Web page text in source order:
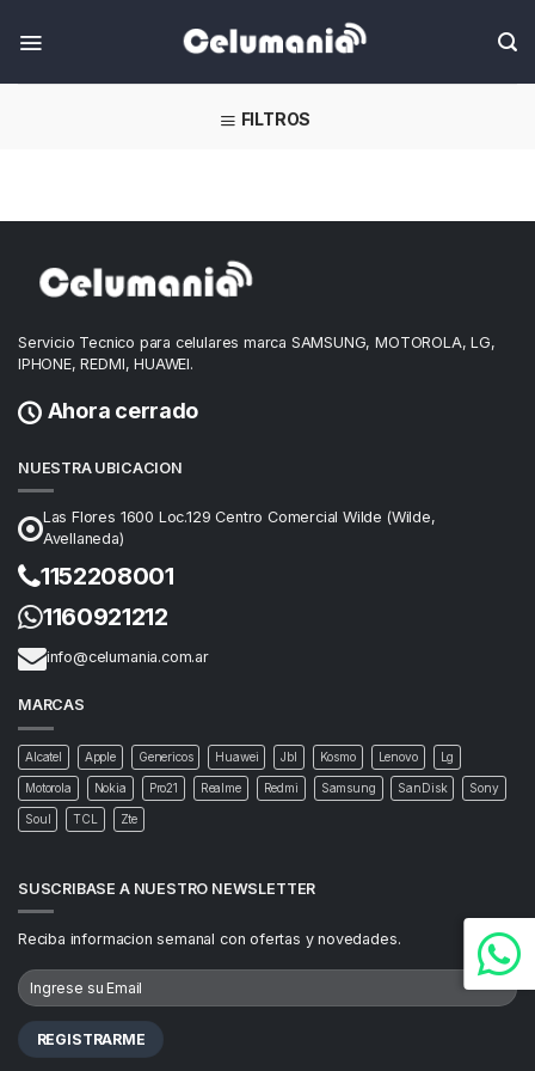
FILTROS
Servicio Tecnico para celulares marca SAMSUNG, MOTOROLA, LG,
IPHONE, REDMI, HUAWEI.
Ahora cerrado
NUESTRA UBICACION
Las Flores 1600 Loc.129 Centro Comercial Wilde (Wilde,
Avellaneda)
1152208001
1160921212
info@celumania.com.ar
MARCAS
Alcatel Apple Genericos Huawei Jbl Kosmo Lenovo Lg
Motorola Nokia Pro21 Realme Redmi Samsung SanDisk Sony
Soul TCL Zte
SUSCRIBASE A NUESTRO NEWSLETTER
Reciba informacion semanal con ofertas y novedades.